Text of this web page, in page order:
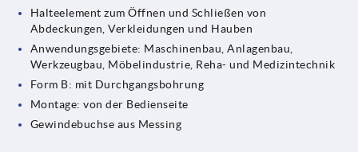
Halteelement zum Öffnen und Schließen von
Abdeckungen, Verkleidungen und Hauben
Anwendungsgebiete: Maschinenbau, Anlagenbau,
Werkzeugbau, Möbelindustrie, Reha- und Medizintechnik
Form B: mit Durchgangsbohrung
Montage: von der Bedienseite
Gewindebuchse aus Messing